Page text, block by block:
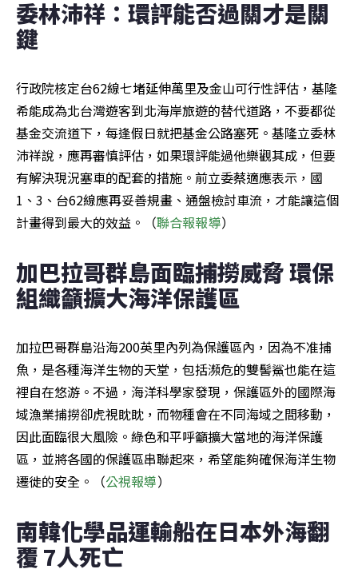
委林沛祥：環評能否過關才是關
鍵
行政院核定台62線七堵延伸萬里及金山可行性評估，基隆
希能成為北台灣遊客到北海岸旅遊的替代道路，不要都從
基金交流道下，每逢假日就把基金公路塞死。基隆立委林
沛祥說，應再審慎評估，如果環評能過他樂觀其成，但要
有解決現況塞車的配套的措施。前立委蔡適應表示，國
1、3、台62線應再妥善規畫、通盤檢討車流，才能讓這個
計畫得到最大的效益。（聯合報報導）
加巴拉哥群島面臨捕撈威脅 環保
組織籲擴大海洋保護區
加拉巴哥群島沿海200英里內列為保護區內，因為不准捕
魚，是各種海洋生物的天堂，包括瀕危的雙髻鯊也能在這
裡自在悠游。不過，海洋科學家發現，保護區外的國際海
域漁業捕撈卻虎視眈眈，而物種會在不同海域之間移動，
因此面臨很大風險。綠色和平呼籲擴大當地的海洋保護
區，並將各國的保護區串聯起來，希望能夠確保海洋生物
遷徙的安全。（公視報導）
南韓化學品運輸船在日本外海翻
覆 7人死亡